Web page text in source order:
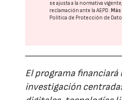
se ajusta a la normativa
reclamación ante laAEPD.
Política de Protección de
El programa
investigación